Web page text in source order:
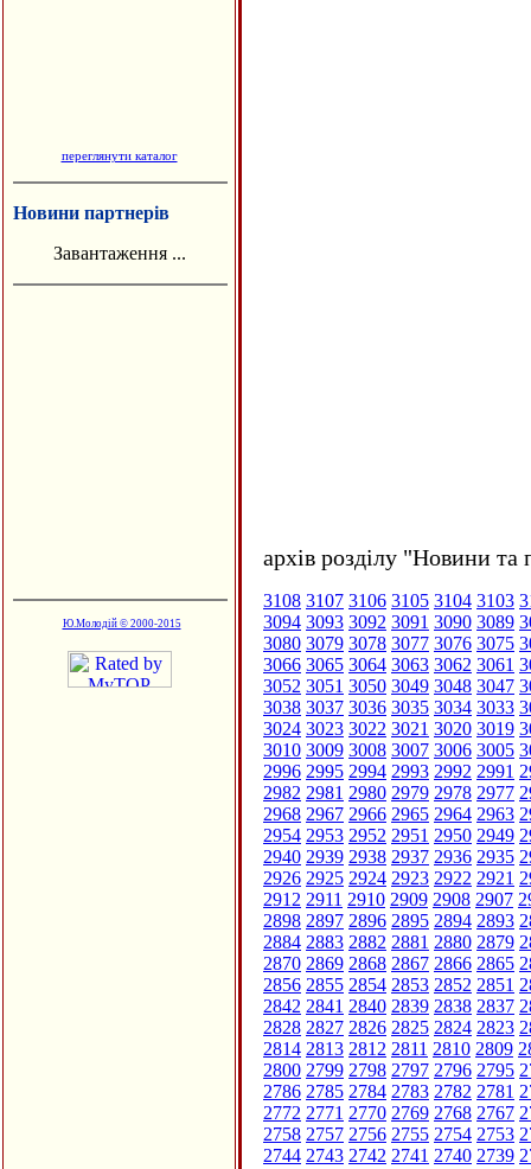
переглянути каталог
Новини партнерів
Завантаження ...
Ю.Молодій © 2000-2015
архів розділу "Новини та
3108 3107 3106 3105 3104 3103
3094 3093 3092 3091 3090 3089
3080 3079 3078 3077 3076 3075
3066 3065 3064 3063 3062 3061
3052 3051 3050 3049 3048 3047
3038 3037 3036 3035 3034 3033
3024 3023 3022 3021 3020 3019
3010 3009 3008 3007 3006 3005
2996 2995 2994 2993 2992 2991
2982 2981 2980 2979 2978 2977
2968 2967 2966 2965 2964 2963
2954 2953 2952 2951 2950 2949
2940 2939 2938 2937 2936 2935
2926 2925 2924 2923 2922 2921
2912 2911 2910 2909 2908 2907
2898 2897 2896 2895 2894 2893
2884 2883 2882 2881 2880 2879
2870 2869 2868 2867 2866 2865
2856 2855 2854 2853 2852 2851
2842 2841 2840 2839 2838 2837
2828 2827 2826 2825 2824 2823
2814 2813 2812 2811 2810 2809
2800 2799 2798 2797 2796 2795
2786 2785 2784 2783 2782 2781
2772 2771 2770 2769 2768 2767
2758 2757 2756 2755 2754 2753
2744 2743 2742 2741 2740 2739